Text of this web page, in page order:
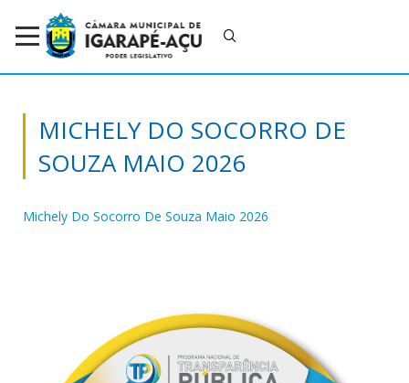
MICHELY DO SOCORRO DE
SOUZA MAIO 2026
Michely Do Socorro De Souza Maio 2026